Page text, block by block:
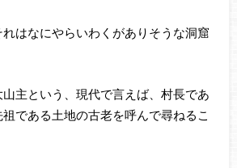
はなにやらいわくがありそうな洞窟
主という、現代で言えば、村長であ
である土地の古老を呼んで尋ねるこ